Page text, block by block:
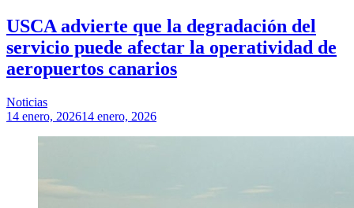
USCA advierte que la degradación del
servicio puede afectar la operatividad de
aeropuertos canarios
Noticias
14 enero, 202614 enero, 2026